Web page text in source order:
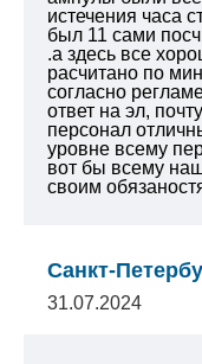
истечения часа
был 11 сами
.а здесь все
расчитано по
согласно
ответ на эл,
персонал
уровне всему
вот бы всему
своим
Санкт-
31.07.2024